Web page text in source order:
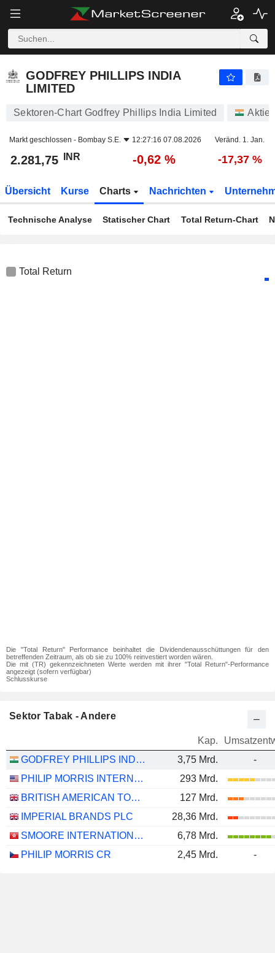
GODFREY PHILLIPS INDIA
LIMITED
Sektoren-Chart Godfrey Phillips India Limited
Markt geschlossen - Bombay S.E. 12:27:16 07.08.2026 Veränd. 1. Jan.
2.281,75 INR -0,62 % -17,37 %
Übersicht Kurse Charts Nachrichten
Technische Analyse Statischer Chart Total Return-Chart
Total Return
Die "Total Return" Performance beinhaltet die Dividendenausschüttungen für den
betreffenden Zeitraum, als ob sie zu 100% reinvestiert worden wären.
Die mit (TR) gekennzeichneten Werte werden mit ihrer "Total Return"-Performance
angezeigt (sofern verfügbar)
Schlusskurse
Sektor Tabak - Andere
Kap.
GODFREY PHILLIPS INDIA LIMITED
3,75 Mrd.
-
PHILIP MORRIS INTERNATIONAL, INC.
293 Mrd.
BRITISH AMERICAN TOBACCO P.L.C.
127 Mrd.
IMPERIAL BRANDS PLC
28,36 Mrd.
SMOORE INTERNATIONAL HOLDINGS LIMITED
6,78 Mrd.
PHILIP MORRIS CR
2,45 Mrd. -